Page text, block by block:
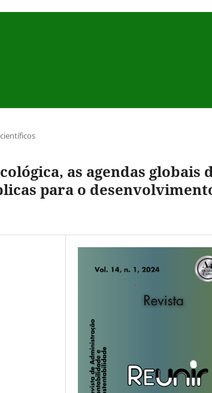
as agendas globais
para o